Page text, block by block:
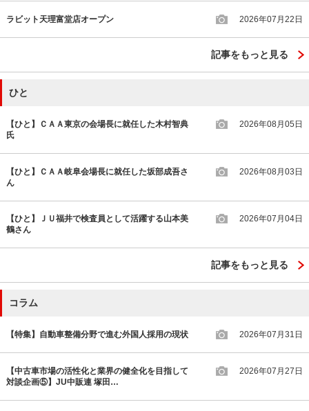
ラビット天理富堂店オープン 2026年07月22日
記事をもっと見る
ひと
【ひと】ＣＡＡ東京の会場長に就任した木村智典
氏
2026年08月05日
【ひと】ＣＡＡ岐阜会場長に就任した坂部成吾さ
ん
2026年08月03日
【ひと】ＪＵ福井で検査員として活躍する山本美
鶴さん
2026年07月04日
記事をもっと見る
コラム
【特集】自動車整備分野で進む外国人採用の現状 2026年07月31日
【中古車市場の活性化と業界の健全化を目指して
対談企画⑤】JU中販連 塚田…
2026年07月27日